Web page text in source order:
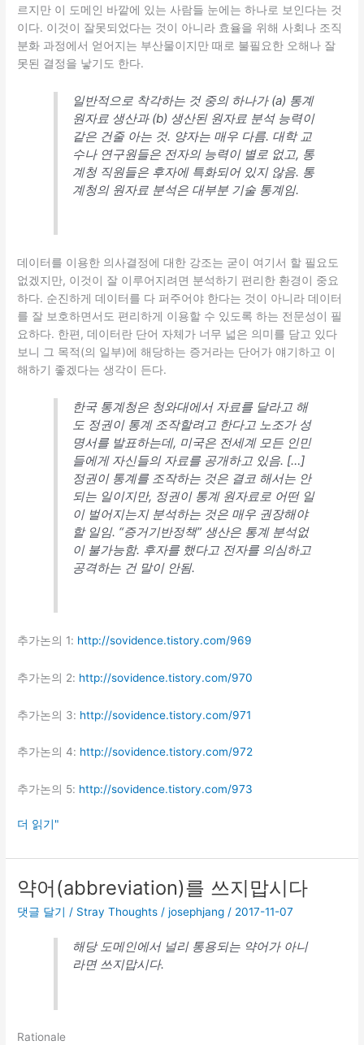
르지만 이 도메인 바깥에 있는 사람들 눈에는 하나로 보인다는 것
이다. 이것이 잘못되었다는 것이 아니라 효율을 위해 사회나 조직
분화 과정에서 얻어지는 부산물이지만 때로 불필요한 오해나 잘
못된 결정을 낳기도 한다.
일반적으로 착각하는 것 중의 하나가 (a) 통계
원자료 생산과 (b) 생산된 원자료 분석 능력이
같은 건줄 아는 것. 양자는 매우 다름. 대학 교
수나 연구원들은 전자의 능력이 별로 없고, 통
계청 직원들은 후자에 특화되어 있지 않음. 통
계청의 원자료 분석은 대부분 기술 통계임.
데이터를 이용한 의사결정에 대한 강조는 굳이 여기서 할 필요도
없겠지만, 이것이 잘 이루어지려면 분석하기 편리한 환경이 중요
하다. 순진하게 데이터를 다 퍼주어야 한다는 것이 아니라 데이터
를 잘 보호하면서도 편리하게 이용할 수 있도록 하는 전문성이 필
요하다. 한편, 데이터란 단어 자체가 너무 넓은 의미를 담고 있다
보니 그 목적(의 일부)에 해당하는 증거라는 단어가 얘기하고 이
해하기 좋겠다는 생각이 든다.
한국 통계청은 청와대에서 자료를 달라고 해
도 정권이 통계 조작할려고 한다고 노조가 성
명서를 발표하는데, 미국은 전세계 모든 인민
들에게 자신들의 자료를 공개하고 있음. […]
정권이 통계를 조작하는 것은 결코 해서는 안
되는 일이지만, 정권이 통계 원자료로 어떤 일
이 벌어지는지 분석하는 것은 매우 권장해야
할 일임. “증거기반정책” 생산은 통계 분석없
이 불가능함. 후자를 했다고 전자를 의심하고
공격하는 건 말이 안됨.
추가논의 1: http://sovidence.tistory.com/969
추가논의 2: http://sovidence.tistory.com/970
추가논의 3: http://sovidence.tistory.com/971
추가논의 4: http://sovidence.tistory.com/972
추가논의 5: http://sovidence.tistory.com/973
가
동
조
사
을
더 읽기"
약어(abbreviation)를 쓰지맙시다
댓글 달기 / Stray Thoughts /josephjang / 2017-11-07
해당 도메인에서 널리 통용되는 약어가 아니
라면 쓰지맙시다.
Rationale